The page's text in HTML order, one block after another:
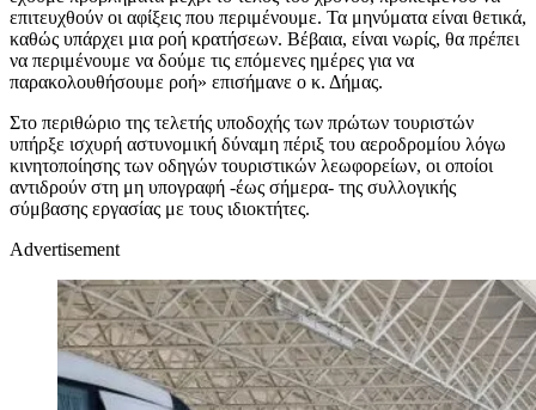
επιτευχθούν οι αφίξεις που περιμένουμε. Τα μηνύματα είναι θετικά,
καθώς υπάρχει μια ροή κρατήσεων. Βέβαια, είναι νωρίς, θα πρέπει
να περιμένουμε να δούμε τις επόμενες ημέρες για να
παρακολουθήσουμε ροή» επισήμανε ο κ. Δήμας.
Στο περιθώριο της τελετής υποδοχής των πρώτων τουριστών
υπήρξε ισχυρή αστυνομική δύναμη πέριξ του αεροδρομίου λόγω
κινητοποίησης των οδηγών τουριστικών λεωφορείων, οι οποίοι
αντιδρούν στη μη υπογραφή -έως σήμερα- της συλλογικής
σύμβασης εργασίας με τους ιδιοκτήτες.
Advertisement